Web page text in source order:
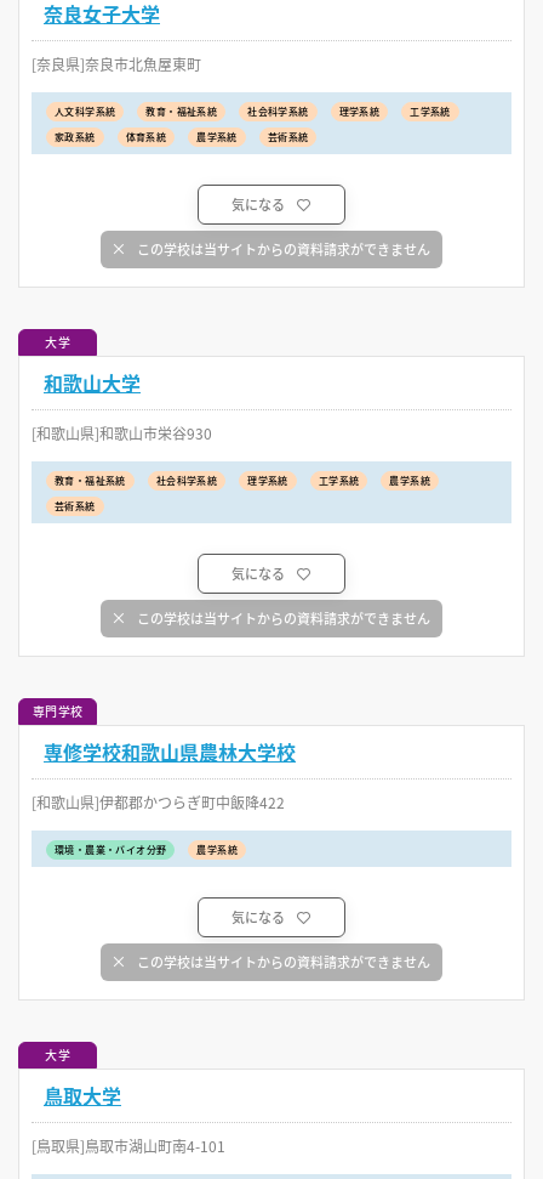
奈良女子大学
[奈良県]奈良市北魚屋東町
人文科学系統 教育・福祉系統 社会科学系統 理学系統
工学系統
家政系統
体育系統 農学系統 芸術系統
気になる
この学校は当サイトからの資料請求ができません
大学
和歌山大学
[和歌山県]和歌山市栄谷930
教育・福祉系統 社会科学系統 理学系統 工学系統
農学系統
芸術系統
気になる
この学校は当サイトからの資料請求ができません
専門学校
専修学校和歌山県農林大学校
[和歌山県]伊都郡かつらぎ町中飯降422
環境・農業・バイオ分野 農学系統
気になる
この学校は当サイトからの資料請求ができません
大学
鳥取大学
[鳥取県]鳥取市湖山町南4-101